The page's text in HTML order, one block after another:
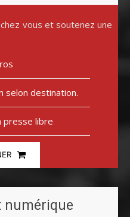
vous et soutenez une
selon destination.
presse libre
numérique